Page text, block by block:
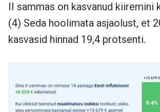
II sammas on kasvanud kiiremini
(4) Seda hoolimata asjaolust, et
kasvasid hinnad 19,4 protsenti.